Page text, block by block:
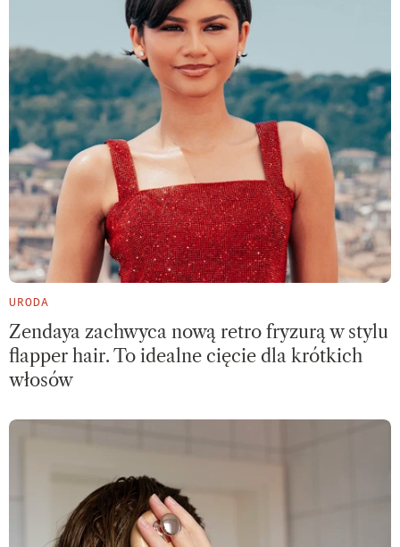
URODA
Zendaya zachwyca nową retro fryzurą w stylu
flapper hair. To idealne cięcie dla krótkich
włosów